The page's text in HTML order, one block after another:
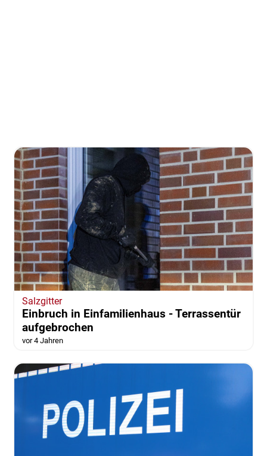
Salzgitter
Einbruch in Einfamilienhaus - Terrassentür
aufgebrochen
vor 4 Jahren